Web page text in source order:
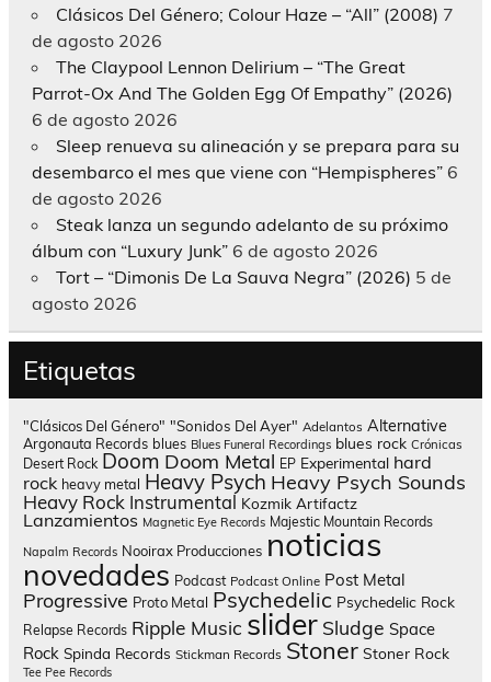
Clásicos Del Género; Colour Haze – “All” (2008) 7
de agosto 2026
The Claypool Lennon Delirium – “The Great
Parrot-Ox And The Golden Egg Of Empathy” (2026)
6 de agosto 2026
Sleep renueva su alineación y se prepara para su
desembarco el mes que viene con “Hempispheres” 6
de agosto 2026
Steak lanza un segundo adelanto de su próximo
álbum con “Luxury Junk” 6 de agosto 2026
Tort – “Dimonis De La Sauva Negra” (2026) 5 de
agosto 2026
Etiquetas
"Clásicos Del Género" "Sonidos Del Ayer" Adelantos Alternative
Argonauta Records blues Blues Funeral Recordings blues rock Crónicas
Desert Rock Doom Doom Metal EP Experimental hard
rock heavy metal Heavy Psych Heavy Psych Sounds
Heavy Rock Instrumental Kozmik Artifactz
Lanzamientos Magnetic Eye Records Majestic Mountain Records
Napalm Records Nooirax Producciones noticias
novedades Podcast Podcast Online Post Metal
Progressive Proto Metal Psychedelic Psychedelic Rock
Relapse Records Ripple Music slider Sludge Space
Rock Spinda Records Stickman Records Stoner Stoner Rock
Tee Pee Records